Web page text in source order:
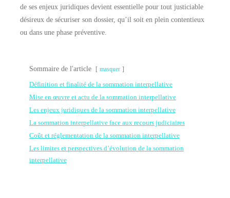
de ses enjeux juridiques devient essentielle pour tout justiciable
désireux de sécuriser son dossier, qu’il soit en plein contentieux
ou dans une phase préventive.
Sommaire de l'article masquer
Définition et finalité de la sommation interpellative
Mise en œuvre et actu de la sommation interpellative
Les enjeux juridiques de la sommation interpellative
La sommation interpellative face aux recours judiciaires
Coût et réglementation de la sommation interpellative
Les limites et perspectives d’évolution de la sommation
interpellative